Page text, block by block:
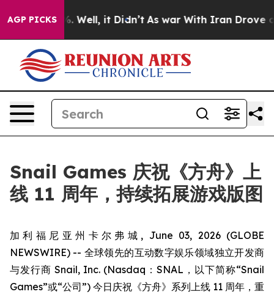
AGP PICKS
40%. Well, it Didn’t As war With Iran Drove oil
Snail Games 庆祝《方舟》上
线 11 周年，持续拓展游戏版图
加利福尼亚州卡尔弗城, June 03, 2026 (GLOBE
NEWSWIRE) -- 全球领先的互动数字娱乐领域独立开发商
与发行商 Snail, Inc. (Nasdaq：SNAL，以下简称“Snail
Games”或“公司”) 今日庆祝《方舟》系列上线 11 周年，重